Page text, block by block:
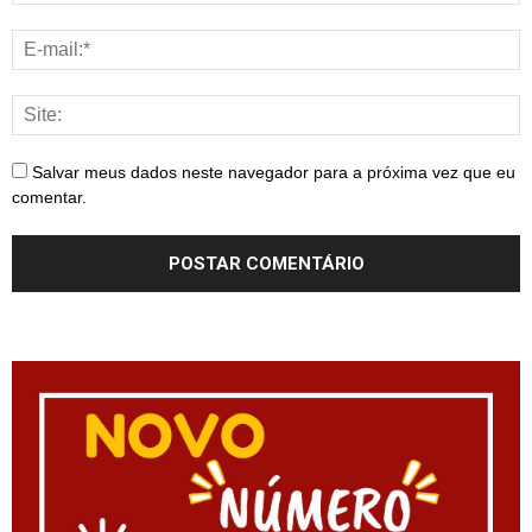
Salvar meus dados neste navegador para a próxima vez que eu
comentar.